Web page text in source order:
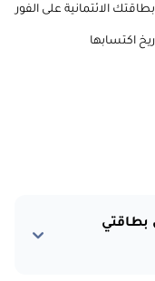
الائتمانية على الفور
بطاقتي